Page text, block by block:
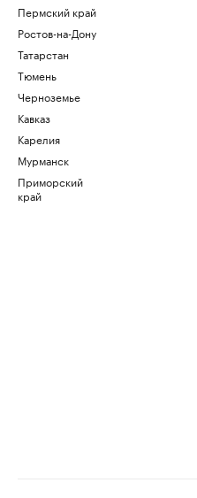
Пермский край
Ростов-на-Дону
Татарстан
Тюмень
Черноземье
Кавказ
Карелия
Мурманск
Приморский
край